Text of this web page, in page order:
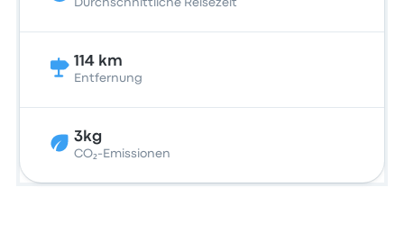
Durchschnittliche Reisezeit
114 km
Entfernung
3kg
CO₂-Emissionen